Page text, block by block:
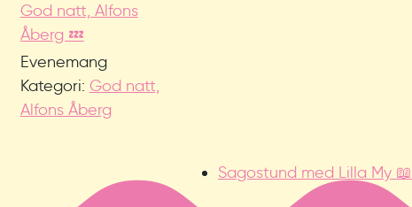
God natt, Alfons
Åberg 💤
Evenemang
Kategori: God natt,
Alfons Åberg
Sagostund med Lilla My 📖